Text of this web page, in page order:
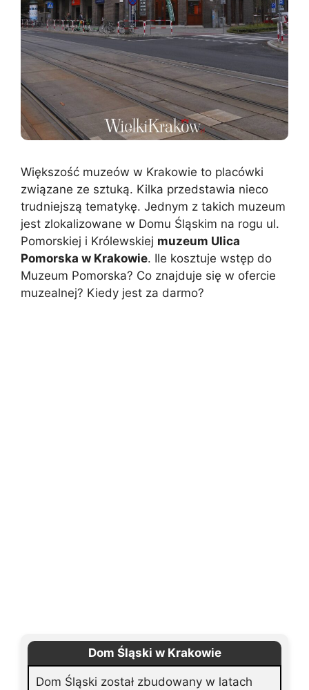
Większość muzeów w Krakowie to placówki
związane ze sztuką. Kilka przedstawia nieco
trudniejszą tematykę. Jednym z takich muzeum
jest zlokalizowane w Domu Śląskim na rogu ul.
Pomorskiej i Królewskiej muzeum Ulica
Pomorska w Krakowie. Ile kosztuje wstęp do
Muzeum Pomorska? Co znajduje się w ofercie
muzealnej? Kiedy jest za darmo?
Dom Śląski w Krakowie
Dom Śląski został zbudowany w latach